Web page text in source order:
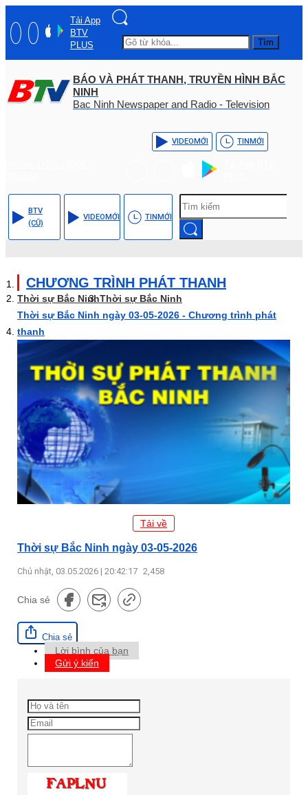
Tải App
BTV
PLUS
Tìm
BÁO VÀ PHÁT THANH, TRUYỀN HÌNH BẮC
NINH
Bac Ninh Newspaper and Radio - Television
VIDEOMỚI TINMỚI
BTV
(CŨ)
VIDEOMỚI TINMỚI
CHƯƠNG TRÌNH PHÁT THANH
Thời sự Bắc NinhThời sự Bắc Ninh
Thời sự Bắc Ninh ngày 03-05-2026 - Chương trình phát
thanh
Tải về
Thời sự Bắc Ninh ngày 03-05-2026
Chủ nhật, 03.05.2026 | 20:42:17 2,458
Chia sẻ
Chia sẻ
Lời bình của bạn
Gửi ý kiến